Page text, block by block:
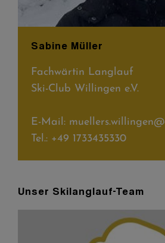
Sabine Müller
Fachwärtin Langlauf
Ski-Club Willingen e.V.
E-Mail:
Tel.: +49 1733435330
Unser Skilanglauf-Team